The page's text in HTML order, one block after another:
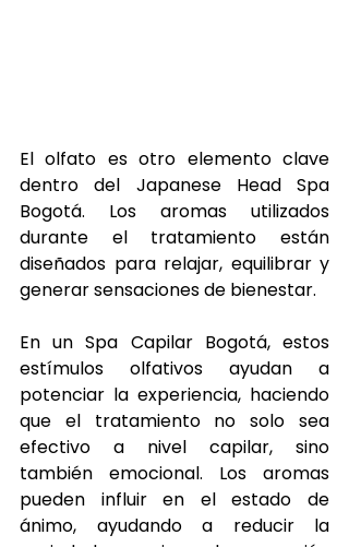
El olfato es otro elemento clave
dentro del Japanese Head Spa
Bogotá. Los aromas utilizados
durante el tratamiento están
diseñados para relajar, equilibrar y
generar sensaciones de bienestar.
En un Spa Capilar Bogotá, estos
estímulos olfativos ayudan a
potenciar la experiencia, haciendo
que el tratamiento no solo sea
efectivo a nivel capilar, sino
también emocional. Los aromas
pueden influir en el estado de
ánimo, ayudando a reducir la